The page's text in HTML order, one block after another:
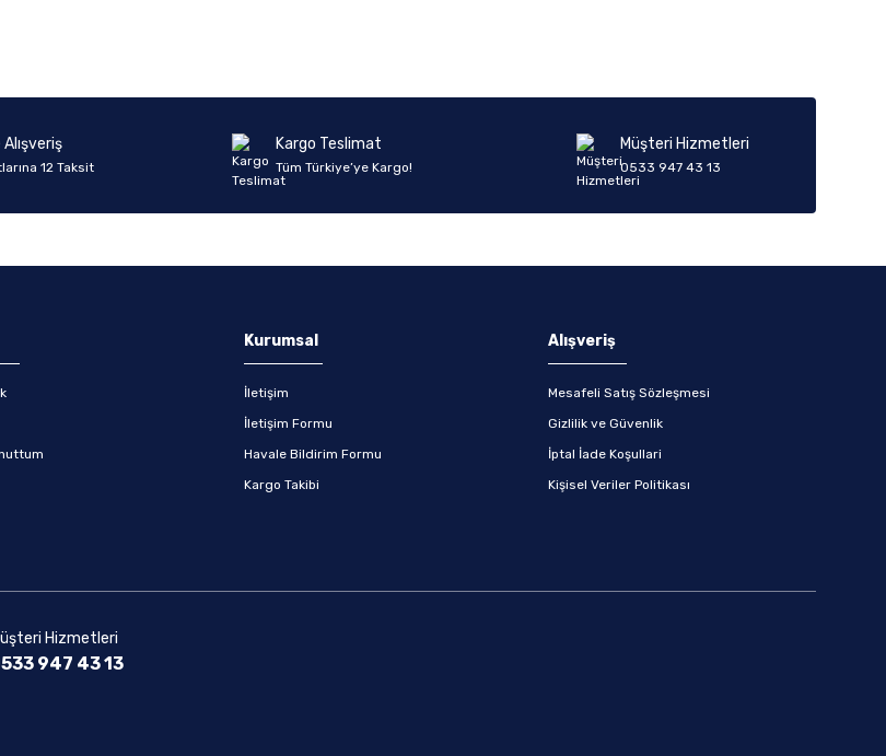
Alışveriş
12 Taksit
Kargo Teslimat
Tüm Türkiye’ye Kargo!
Müşteri Hizmetleri
0533 947 43 13
Kurumsal
İletişim
İletişim Formu
Havale Bildirim Formu
Kargo Takibi
Alışveriş
Mesafeli Satış Sözleşmesi
Gizlilik ve Güvenlik
İptal İade Koşullari
Kişisel Veriler Politikası
Hizmetleri
947 43 13